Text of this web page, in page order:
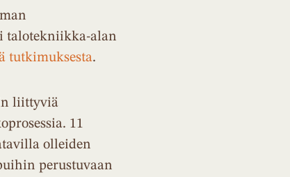
talotekniikka-alan
tutkimuksesta.
liittyviä
11
olleiden
perustuvaan